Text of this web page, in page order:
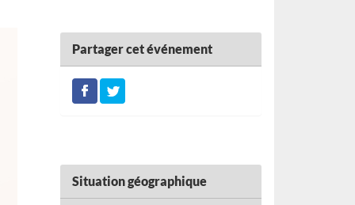
Partager cet événement
Situation géographique